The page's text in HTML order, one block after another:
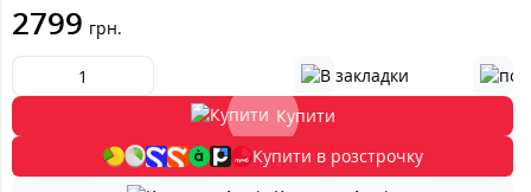
2799 грн.
Купити
Купити в розстрочку